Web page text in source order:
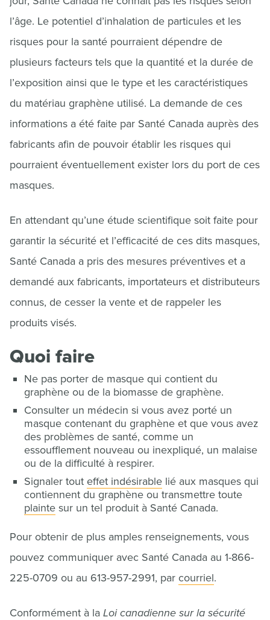
l’âge. Le potentiel d’inhalation de particules et les
risques pour la santé pourraient dépendre de
plusieurs facteurs tels que la quantité et la durée de
l’exposition ainsi que le type et les caractéristiques
du matériau graphène utilisé. La demande de ces
informations a été faite par Santé Canada auprès des
fabricants afin de pouvoir établir les risques qui
pourraient éventuellement exister lors du port de ces
masques.
En attendant qu’une étude scientifique soit faite pour
garantir la sécurité et l’efficacité de ces dits masques,
Santé Canada a pris des mesures préventives et a
demandé aux fabricants, importateurs et distributeurs
connus, de cesser la vente et de rappeler les
produits visés.
Quoi faire
Ne pas porter de masque qui contient du
graphène ou de la biomasse de graphène.
Consulter un médecin si vous avez porté un
masque contenant du graphène et que vous avez
des problèmes de santé, comme un
essoufflement nouveau ou inexpliqué, un malaise
ou de la difficulté à respirer.
Signaler tout effet indésirable lié aux masques qui
contiennent du graphène ou transmettre toute
plainte sur un tel produit à Santé Canada.
Pour obtenir de plus amples renseignements, vous
pouvez communiquer avec Santé Canada au 1-866-
225-0709 ou au 613-957-2991, par courriel.
Conformément à la Loi canadienne sur la sécurité